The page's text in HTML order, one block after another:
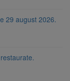
29 august 2026.